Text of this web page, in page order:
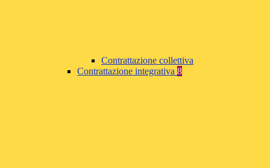
Contrattazione collettiva
Contrattazione integrativa 8